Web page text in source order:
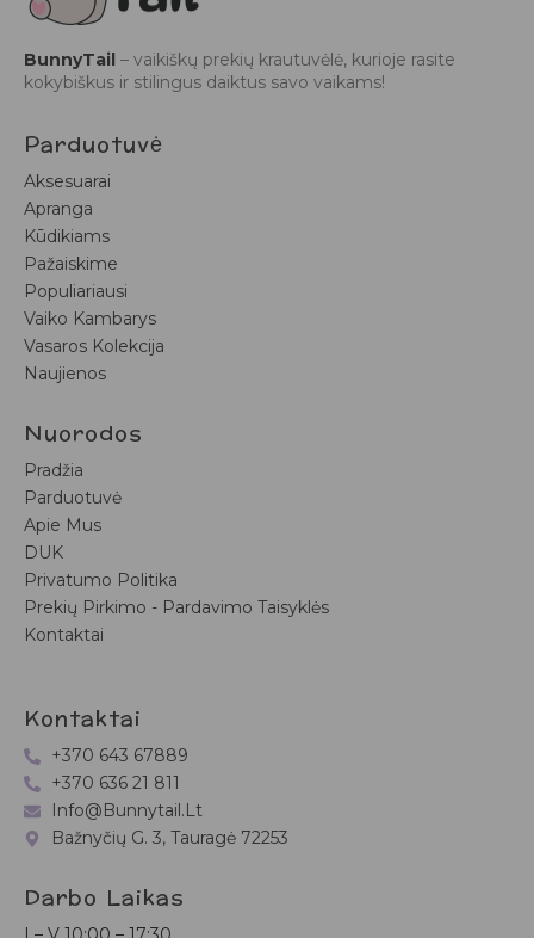
BunnyTail – vaikiškų prekių krautuvėlė, kurioje rasite
kokybiškus ir stilingus daiktus savo vaikams!
Parduotuvė
Aksesuarai
Apranga
Kūdikiams
Pažaiskime
Populiariausi
Vaiko Kambarys
Vasaros Kolekcija
Naujienos
Nuorodos
Pradžia
Parduotuvė
Apie Mus
DUK
Privatumo Politika
Prekių Pirkimo - Pardavimo Taisyklės
Kontaktai
Kontaktai
+370 643 67889
+370 636 21 811
Info@bunnytail.lt
Bažnyčių G. 3, Tauragė 72253
Darbo Laikas